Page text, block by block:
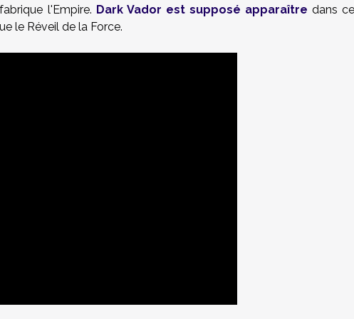
l'Empire. Dark Vador est supposé apparaître dans
le Réveil de la Force.